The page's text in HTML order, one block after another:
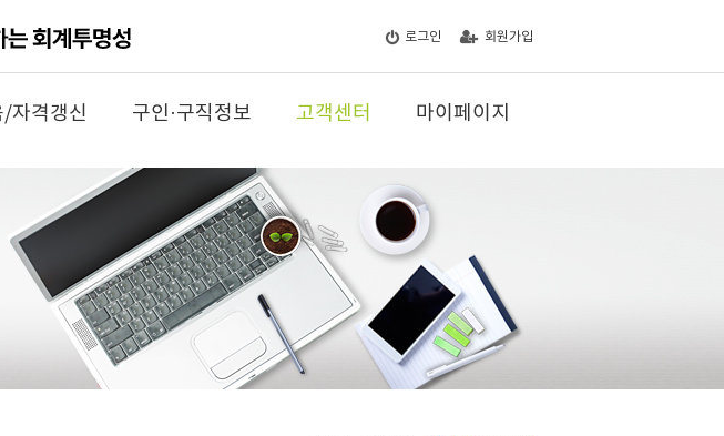
로그인 회원가입
자격갱신 구인·구직정보 고객센터 마이페이지